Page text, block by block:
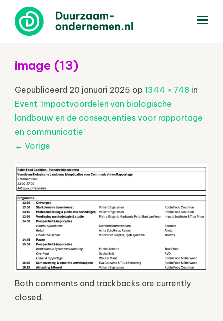
image (13)
Gepubliceerd 20 januari 2025 op 1344 × 748 in
Event ‘Impactvoordelen van biologische
landbouw en de consequenties voor rapportage
en communicatie’
← Vorige
Both comments and trackbacks are currently
closed.